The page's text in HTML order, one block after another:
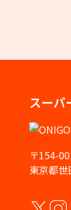
スーパ
〒154-
東京都